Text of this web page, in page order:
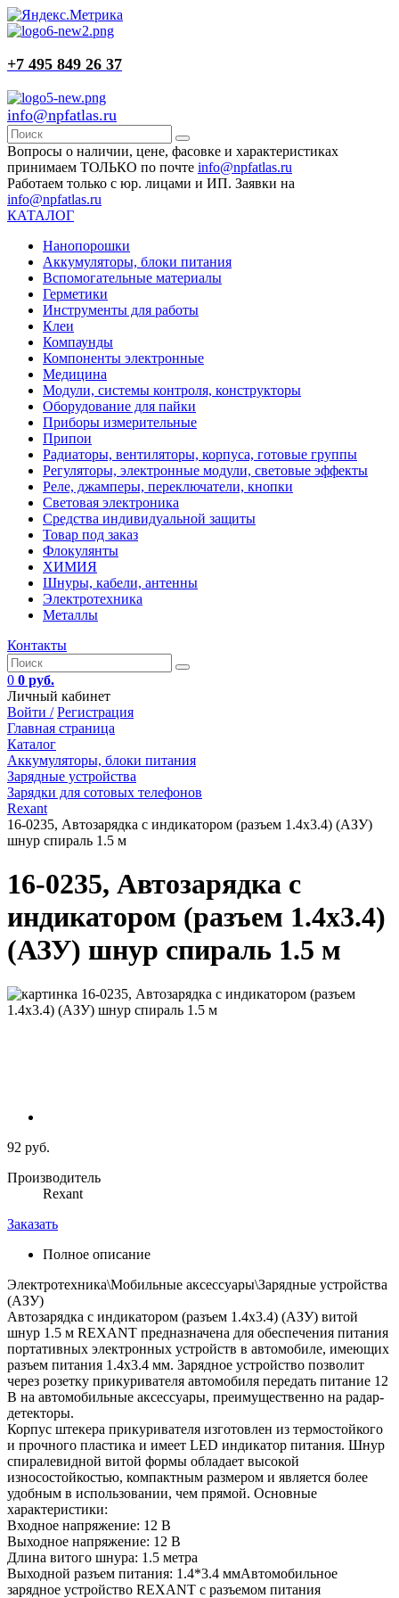
+7 495 849 26 37
info@npfatlas.ru
Вопросы о наличии, цене, фасовке и характеристиках
принимаем ТОЛЬКО по почте info@npfatlas.ru
Работаем только с юр. лицами и ИП. Заявки на
info@npfatlas.ru
КАТАЛОГ
Нанопорошки
Аккумуляторы, блоки питания
Вспомогательные материалы
Герметики
Инструменты для работы
Клеи
Компаунды
Компоненты электронные
Медицина
Модули, системы контроля, конструкторы
Оборудование для пайки
Приборы измерительные
Припои
Радиаторы, вентиляторы, корпуса, готовые группы
Регуляторы, электронные модули, световые эффекты
Реле, джамперы, переключатели, кнопки
Световая электроника
Средства индивидуальной защиты
Товар под заказ
Флокулянты
ХИМИЯ
Шнуры, кабели, антенны
Электротехника
Металлы
Контакты
0 0 руб.
Личный кабинет
Войти / Регистрация
Главная страница
Каталог
Аккумуляторы, блоки питания
Зарядные устройства
Зарядки для сотовых телефонов
Rexant
16-0235, Автозарядка с индикатором (разъем 1.4х3.4) (АЗУ)
шнур спираль 1.5 м
16-0235, Автозарядка с
индикатором (разъем 1.4х3.4)
(АЗУ) шнур спираль 1.5 м
92 руб.
Производитель
Rexant
Заказать
Полное описание
Электротехника\Мобильные аксессуары\Зарядные устройства
(АЗУ)
Автозарядка с индикатором (разъем 1.4х3.4) (АЗУ) витой
шнур 1.5 м REXANT предназначена для обеспечения питания
портативных электронных устройств в автомобиле, имеющих
разъем питания 1.4х3.4 мм. Зарядное устройство позволит
через розетку прикуривателя автомобиля передать питание 12
B на автомобильные аксессуары, преимущественно на радар-
детекторы.
Корпус штекера прикуривателя изготовлен из термостойкого
и прочного пластика и имеет LED индикатор питания. Шнур
спиралевидной витой формы обладает высокой
износостойкостью, компактным размером и является более
удобным в использовании, чем прямой. Основные
характеристики:
Входное напряжение: 12 В
Выходное напряжение: 12 В
Длина витого шнура: 1.5 метра
Выходной разъем питания: 1.4*3.4 ммАвтомобильное
зарядное устройство REXANT с разъемом питания